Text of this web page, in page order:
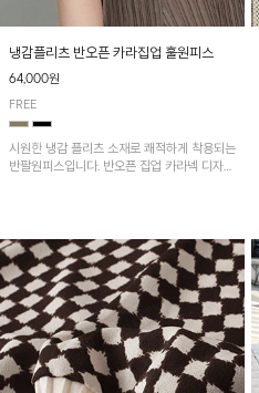
냉감플리츠 반오픈 카라집업 훌원피스
64,000원
FREE
시원한 냉감 플리츠 소재로 쾌적하게 착용되는
반팔원피스입니다. 반오픈 집업 카라넥 디자인